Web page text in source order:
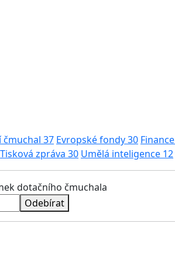
čmuchal 37 Evropské fondy30 Finance
Tisková zpráva 30 Umělá inteligence 12
dotačního čmuchala
Odebírat